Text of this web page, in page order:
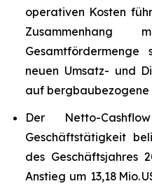
operativen Kosten
neuen Umsatz- und
auf bergbaubezogene
Der Netto-
Geschäftstätigkeit
des Geschäftsjahres
Anstieg um 13,18 Mio.